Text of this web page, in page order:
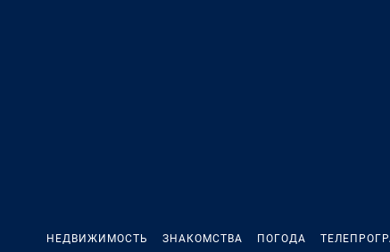
НЕДВИЖИМОСТЬ ЗНАКОМСТВА ПОГОДА